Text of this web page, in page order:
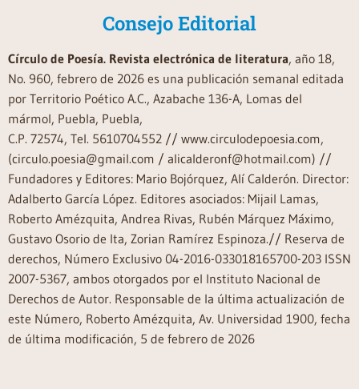
Consejo Editorial
Círculo de Poesía. Revista electrónica de literatura, año 18,
No. 960, febrero de 2026 es una publicación semanal editada
por Territorio Poético A.C., Azabache 136-A, Lomas del
mármol, Puebla, Puebla,
C.P. 72574, Tel. 5610704552 // www.circulodepoesia.com,
(circulo.poesia@gmail.com / alicalderonf@hotmail.com) //
Fundadores y Editores: Mario Bojórquez, Alí Calderón. Director:
Adalberto García López. Editores asociados: Mijail Lamas,
Roberto Amézquita, Andrea Rivas, Rubén Márquez Máximo,
Gustavo Osorio de Ita, Zorian Ramírez Espinoza.// Reserva de
derechos, Número Exclusivo 04-2016-033018165700-203 ISSN
2007-5367, ambos otorgados por el Instituto Nacional de
Derechos de Autor. Responsable de la última actualización de
este Número, Roberto Amézquita, Av. Universidad 1900, fecha
de última modificación, 5 de febrero de 2026